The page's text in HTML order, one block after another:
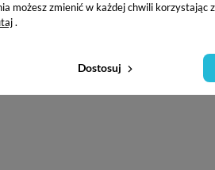
możesz zmienić w każdej chwili korzystając
.
Dostosuj